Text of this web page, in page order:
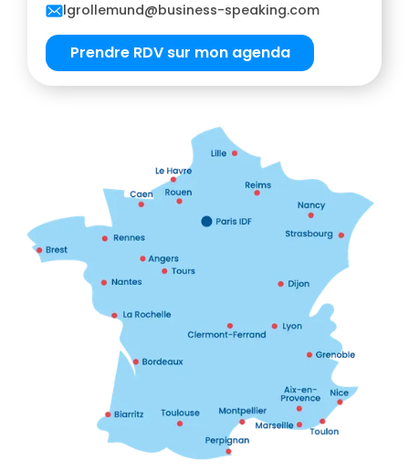
lgrollemund@business-speaking.com
Prendre RDV sur mon agenda